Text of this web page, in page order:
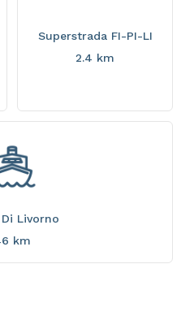
Superstrada FI-PI-LI
2.4 km
Livorno
km